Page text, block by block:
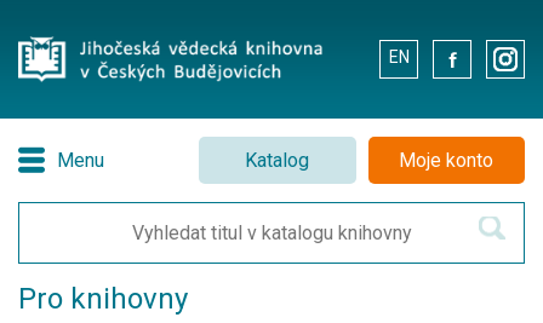
EN . .
Menu Katalog Moje konto
Pro knihovny